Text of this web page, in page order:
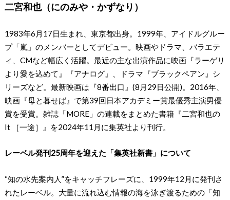
二宮和也（にのみや・かずなり）
1983年6月17日生まれ、東京都出身。1999年、アイドルグルー
プ「嵐」のメンバーとしてデビュー。映画やドラマ、バラエテ
ィ、CMなど幅広く活躍。最近の主な出演作品に映画『ラーゲリ
より愛を込めて』『アナログ』、ドラマ『ブラックペアン』シ
リーズなど。最新映画は『8番出口』(8月29日公開)。2016年、
映画『母と暮せば』で第39回日本アカデミー賞最優秀主演男優
賞を受賞。雑誌「MORE」の連載をまとめた書籍『二宮和也の
It ［一途］』を2024年11月に集英社より刊行。
レーベル発刊25周年を迎えた「集英社新書」について
“知の水先案内人”をキャッチフレーズに、1999年12月に発刊さ
れたレーベル。大量に流れ込む情報の海を泳ぎ渡るための「知